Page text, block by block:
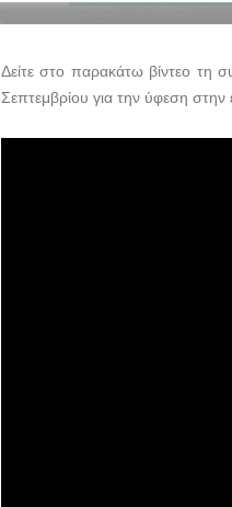
Δείτε στο παρακάτω βίντεο
Σεπτεμβρίου για την ύφεση στην